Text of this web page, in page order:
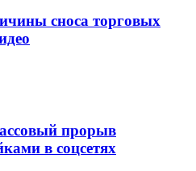
сноса торговых
прорыв
в соцсетях